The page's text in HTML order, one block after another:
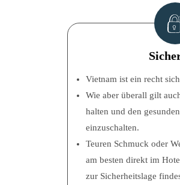
Viet­nam ist ein recht
Wie aber über­all gilt
hal­ten und den
einzuschalten.
Teu­ren Schmuck oder
am bes­ten direkt im
zur Sicher­heits­la­ge